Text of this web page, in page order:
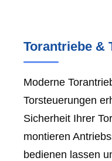
Torantriebe &
Moderne
Torsteuerungen
Sicherheit Ihrer
montieren
bedienen lassen